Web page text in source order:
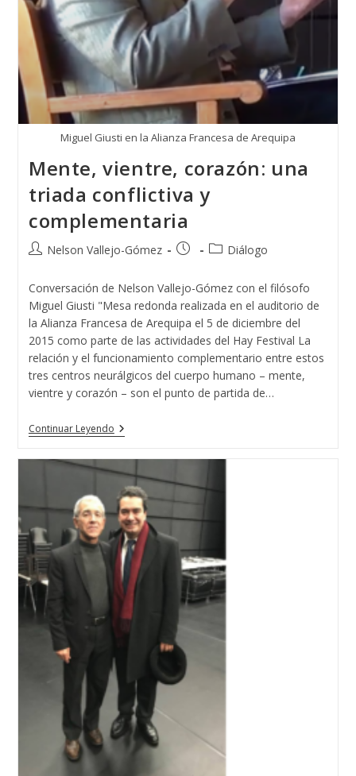
Miguel Giusti en la Alianza Francesa de Arequipa
Mente, vientre, corazón: una
triada conflictiva y
complementaria
Autor
la
entrada:
Nelson Vallejo-Gómez
Publicación
la
entrada:
Categoría
la
entrada:
Diálogo
Conversación de Nelson Vallejo-Gómez con el filósofo
Miguel Giusti "Mesa redonda realizada en el auditorio de
la Alianza Francesa de Arequipa el 5 de diciembre del
2015 como parte de las actividades del Hay Festival La
relación y el funcionamiento complementario entre estos
tres centros neurálgicos del cuerpo humano – mente,
vientre y corazón – son el punto de partida de…
Continuar LeyendoMente,
Vientre,
Una
Triada
Conflictiva
Y
Complementaria